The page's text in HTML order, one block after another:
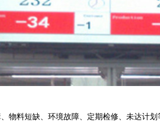
料短缺、环境故障、定期检修、未达计划